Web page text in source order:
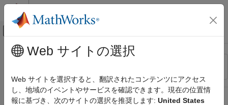
コンテンツへスキップ
オフキャンバス ナビゲーション メ
リソース
ステータス
メインコンテンツ
Web サイトの選択
Web サイトを選択すると、翻訳されたコンテンツにアクセス
し、地域のイベントやサービスを確認できます。現在の位置情
報に基づき、次のサイトの選択を推奨します: United States